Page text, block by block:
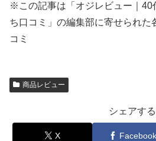
※この記事は「オジレビュー｜40
ち口コミ」の編集部に寄せられた
コミ
商品レビュー
シェアする
X Facebook